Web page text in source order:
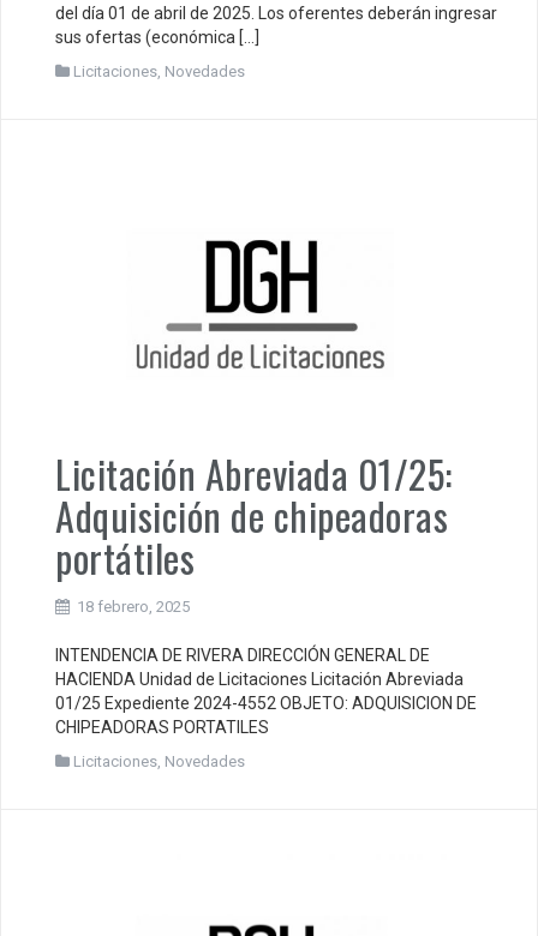
del día 01 de abril de 2025. Los oferentes deberán ingresar
sus ofertas (económica […]
Licitaciones Novedades
Licitación Abreviada 01/25:
Adquisición de chipeadoras
portátiles
18 febrero, 2025
INTENDENCIA DE RIVERA DIRECCIÓN GENERAL DE
HACIENDA Unidad de Licitaciones Licitación Abreviada
01/25 Expediente 2024-4552 OBJETO: ADQUISICION DE
CHIPEADORAS PORTATILES
Licitaciones, Novedades